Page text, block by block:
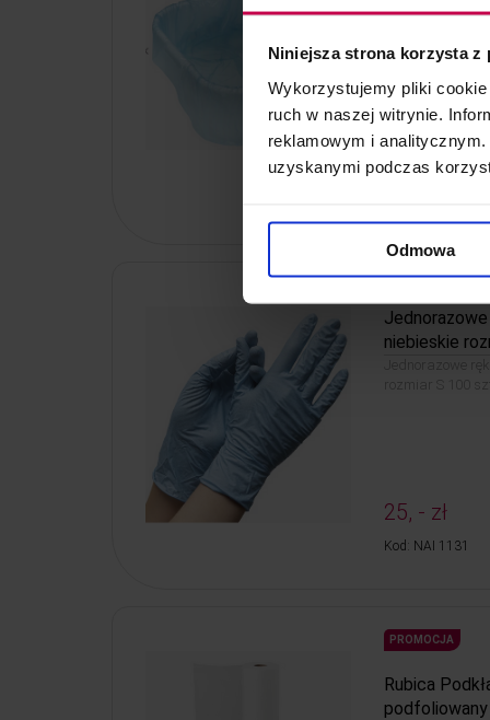
Niniejsza strona korzysta z
Wykorzystujemy pliki
ruch w naszej witrynie.
reklamowym i
uzyskanymi podczas
Odmowa
Worki foliowe do
10, - zł
niebieskie
Jednorazowe
rozmiar S 100 szt.
25, - zł
Kod: NAI 1131
PROMOCJA
Rubica
podfoliowany